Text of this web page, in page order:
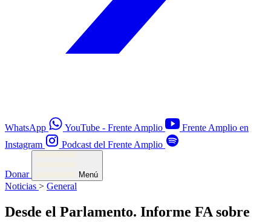
WhatsApp YouTube - Frente Amplio
Frente Amplio en
Instagram
Podcast del Frente Amplio
Donar Menú
Noticias > General
Desde el Parlamento. Informe FA sobre